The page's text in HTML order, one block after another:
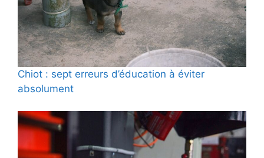
Chiot : sept erreurs d’éducation à éviter
absolument